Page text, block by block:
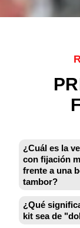
¿Cuál es la
con fijación
frente a una
tambor?
¿Qué
kit sea de